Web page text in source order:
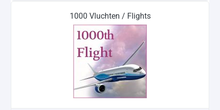
1000 Vluchten / Flights